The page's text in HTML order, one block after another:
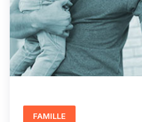
FAMILLE